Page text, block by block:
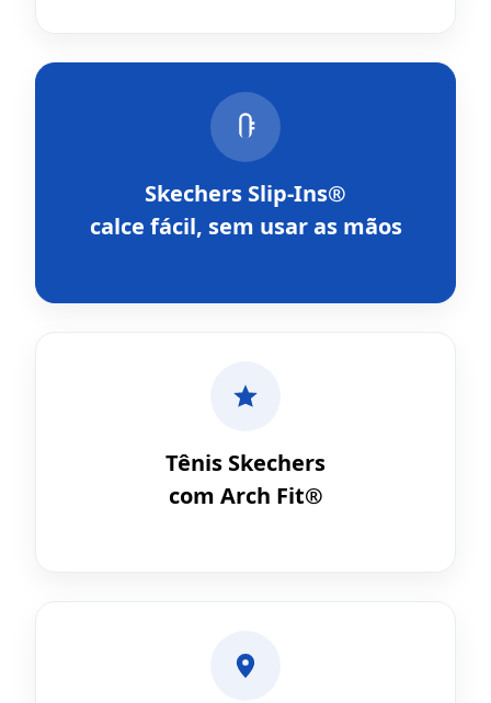
Skechers Slip-Ins®
calce fácil, sem usar as mãos
Tênis Skechers
com Arch Fit®